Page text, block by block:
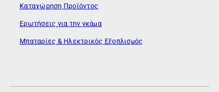
Καταχώρηση Προϊόντος
Ερωτήσεις για την γκάμα
Μπαταρίες & Ηλεκτρικός Εξοπλισμός